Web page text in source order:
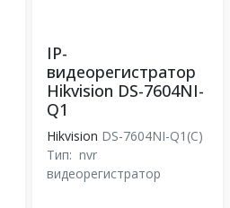
IP-
видеорегистратор
Hikvision DS-7604NI-
Q1
Hikvision DS-7604NI-Q1(C)
Тип: nvr
видеорегистратор